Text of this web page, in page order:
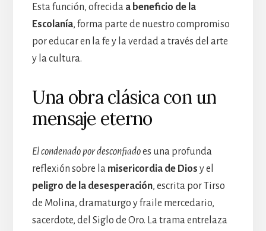
Esta función, ofrecida a beneficio de la
Escolanía, forma parte de nuestro compromiso
por educar en la fe y la verdad a través del arte
y la cultura.
Una obra clásica con un
mensaje eterno
El condenado por desconfiadoes una profunda
reflexión sobre la misericordia de Dios y el
peligro de la desesperación, escrita por Tirso
de Molina, dramaturgo y fraile mercedario,
sacerdote, del Siglo de Oro. La trama entrelaza